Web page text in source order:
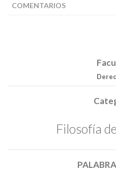
COMENTARIOS
Filosofía